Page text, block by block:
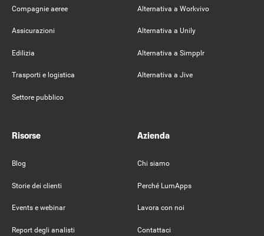
Compagnie aeree
Assicurazioni
Edilizia
Trasporti e logistica
Settore pubblico
Alternativa a Workvivo
Alternativa a Unily
Alternativa a Simpplr
Alternativa a Jive
Risorse
Blog
Storie dei clienti
Events e webinar
Report degli analisti
Azienda
Chi siamo
Perché LumApps
Lavora con noi
Contattaci